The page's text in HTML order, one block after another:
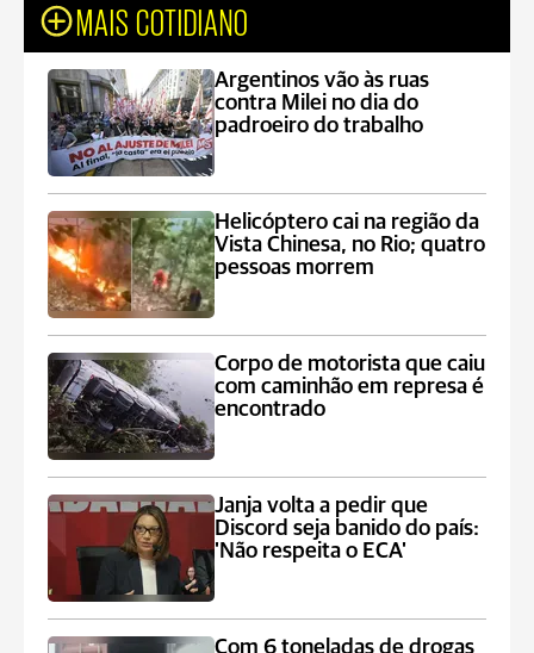
MAIS COTIDIANO
Argentinos vão às ruas
contra Milei no dia do
padroeiro do trabalho
Helicóptero cai na região da
Vista Chinesa, no Rio; quatro
pessoas morrem
Corpo de motorista que caiu
com caminhão em represa é
encontrado
Janja volta a pedir que
Discord seja banido do país:
'Não respeita o ECA'
Com 6 toneladas de drogas